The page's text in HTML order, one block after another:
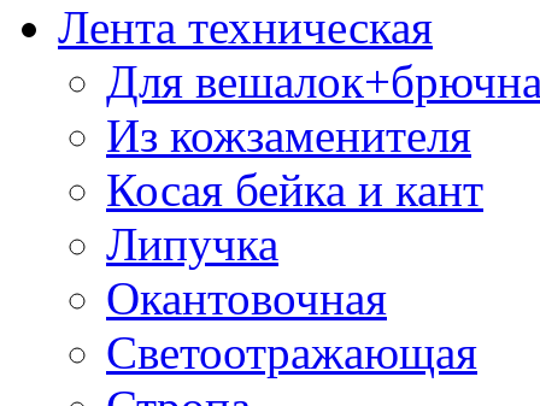
Лента техническая
Для
Из кожзаменителя
Косая бейка и кант
Липучка
Окантовочная
Светоотражающая